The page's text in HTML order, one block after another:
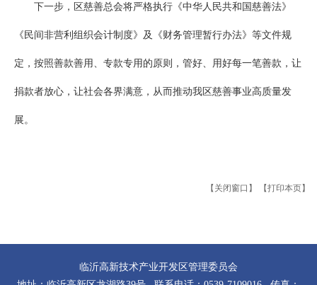
下一步，区慈善总会将严格执行《中华人民共和国慈善法》
《民间非营利组织会计制度》及《财务管理暂行办法》等文件规
定，按照善款善用、专款专用的原则，管好、用好每一笔善款，让
捐款者放心，让社会各界满意，从而推动我区慈善事业高质量发
展。
【关闭窗口】 【打印本页】
临沂高新技术产业开发区管理委员会